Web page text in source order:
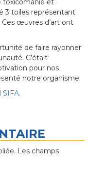
toxicomanie et
3 toiles représentant
Ces œuvres d’art ont
de faire rayonner
C’était
pour nos
notre organisme.
SIFA.
Les champs